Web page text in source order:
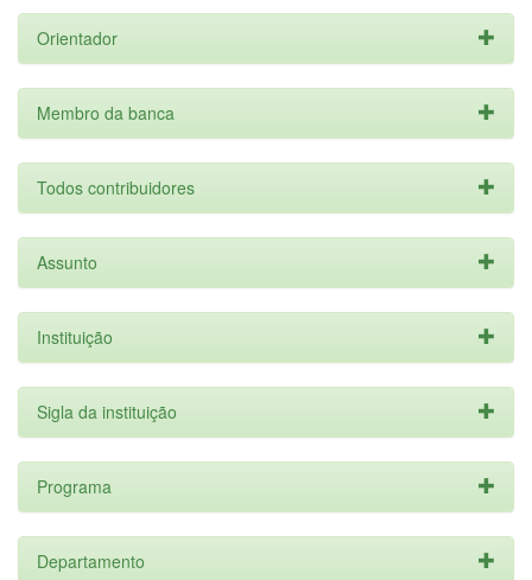
Orientador
Membro da banca
Todos contribuidores
Assunto
Instituição
Sigla da instituição
Programa
Departamento